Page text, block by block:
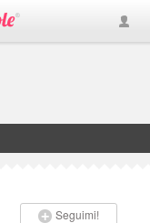
Seguimi!